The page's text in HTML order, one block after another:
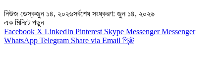
নিউজ ডেস্কজুন ১৪, ২০২৬সর্বশেষ সংষ্করণ: জুন ১৪, ২০২৬
এক মিনিটে পড়ুন
Facebook X LinkedIn Pinterest Skype Messenger Messenger
WhatsApp Telegram Share via Email প্রিন্ট